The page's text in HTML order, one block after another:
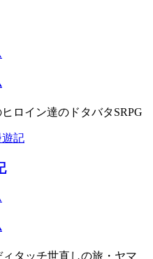
ロイン達のドタバタSRPG
タッチ世直しの旅・ヤマ